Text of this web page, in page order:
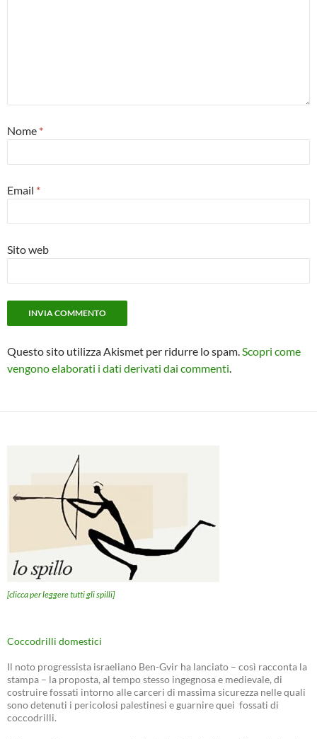
Nome *
Email *
Sito web
Questo sito utilizza Akismet per ridurre lo spam. Scopri come
vengono elaborati i dati derivati dai commenti
[clicca per leggere tutti gli spilli]
Coccodrilli domestici
Il noto progressista israeliano Ben-Gvir ha lanciato – così racconta la
stampa – la proposta, al tempo stesso ingegnosa e medievale, di
costruire fossati intorno alle carceri di massima sicurezza nelle quali
sono detenuti i pericolosi palestinesi e guarnire quei fossati di
coccodrilli.